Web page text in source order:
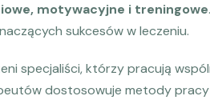
motywacyjne i treningowe
sukcesów w leczeniu.
specjaliści, którzy pracują
dostosowuje metody